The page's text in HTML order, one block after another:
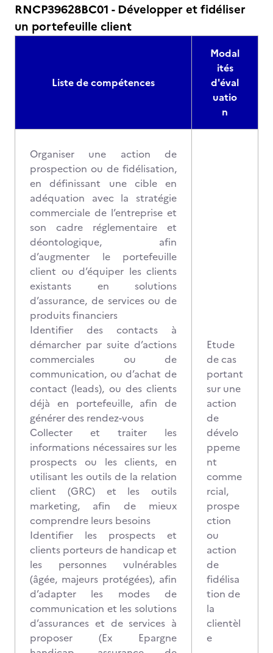
RNCP39628BC01 - Développer et fidéliser
un portefeuille client
Liste de compétences
Modal
ités
d'éval
uatio
n
Organiser une action de
prospection ou de fidélisation,
en définissant une cible en
adéquation avec la stratégie
commerciale de l’entreprise et
son cadre réglementaire et
déontologique, afin
d’augmenter le portefeuille
client ou d’équiper les clients
existants en solutions
d’assurance, de services ou de
produits financiers
Identifier des contacts à
démarcher par suite d’actions
commerciales ou de
communication, ou d’achat de
contact (leads), ou des clients
déjà en portefeuille, afin de
générer des rendez-vous
Collecter et traiter les
informations nécessaires sur les
prospects ou les clients, en
utilisant les outils de la relation
client (GRC) et les outils
marketing, afin de mieux
comprendre leurs besoins
Identifier les prospects et
clients porteurs de handicap et
les personnes vulnérables
(âgée, majeurs protégées), afin
d’adapter les modes de
communication et les solutions
d’assurances et de services à
proposer (Ex Epargne
Etude
de cas
portant
sur une
action
de
dévelo
ppeme
nt
comme
rcial,
prospe
ction
ou
action
de
fidélisa
tion de
la
clientèl
e